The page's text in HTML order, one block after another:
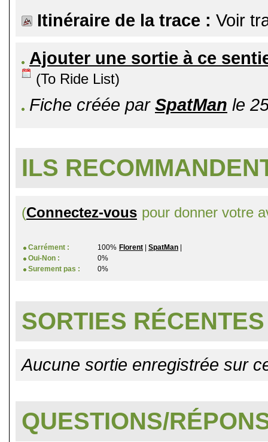
Itinéraire de la trace : Voir
Ajouter une sortie à ce
(To Ride List)
Fiche créée par SpatMan le
ILS
(Connectez-vous pour donner votre
Carrément : 100% Florent SpatMan
Oui-Non :
0%
Surement pas :
0%
SORTIES RÉCENTES
Aucune sortie enregistrée sur
QUESTIONS/